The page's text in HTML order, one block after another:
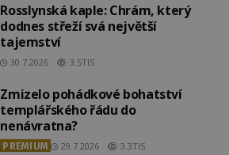
Rosslynská kaple: Chrám, který
dodnes střeží svá největší
tajemství
30.7.2026 3.5TIS
Zmizelo pohádkové bohatství
templářského řádu do
nenávratna?
PREMIUM 29.7.2026 3.3TIS